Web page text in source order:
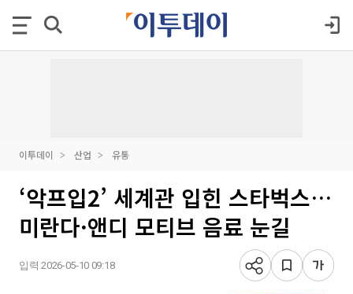
이투데이 산업 유통
‘악프입2’ 세계관 입힌 스타벅스…
미란다·앤디 모티브 음료 눈길
입력 2026-05-10 09:18